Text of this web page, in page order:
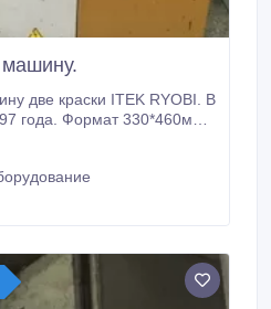
краски ITEK RYOBI. В
года. Формат 330*460мм.
подача (по узкой
Если отключен пишите